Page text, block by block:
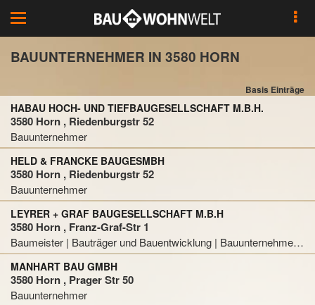
Toggle
navigation
BAUUNTERNEHMER IN 3580 HORN
Basis Einträge
HABAU HOCH- UND TIEFBAUGESELLSCHAFT M.B.H.
3580 Horn , Riedenburgstr 52
Bauunternehmer
HELD & FRANCKE BAUGESMBH
3580 Horn , Riedenburgstr 52
Bauunternehmer
LEYRER + GRAF BAUGESELLSCHAFT M.B.H
3580 Horn , Franz-Graf-Str 1
Baumeister | Bauträger und Bauentwicklung | Bauunternehmer | Tiefbau
MANHART BAU GMBH
3580 Horn , Prager Str 50
Bauunternehmer